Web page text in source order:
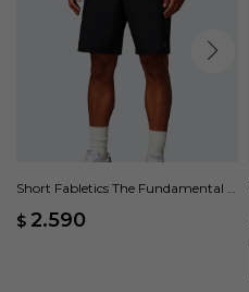
Short Fabletics The Fundamental II
$ 2.590